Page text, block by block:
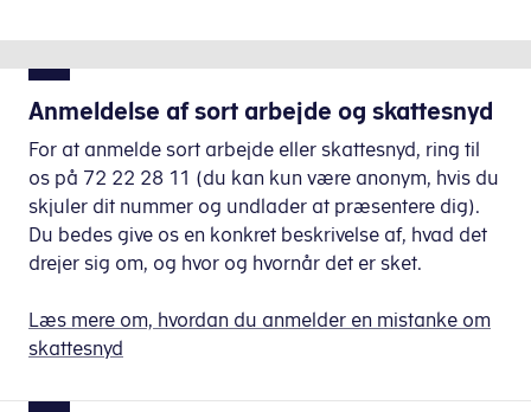
Anmeldelse af sort arbejde og skattesnyd
For at anmelde sort arbejde eller skattesnyd, ring til
os på 72 22 28 11 (du kan kun være anonym, hvis du
skjuler dit nummer og undlader at præsentere dig).
Du bedes give os en konkret beskrivelse af, hvad det
drejer sig om, og hvor og hvornår det er sket.
Læs mere om, hvordan du anmelder en mistanke om
skattesnyd